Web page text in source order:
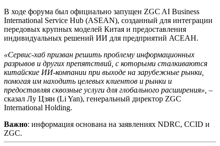
В ходе форума был официально запущен ZGC AI Business
International Service Hub (ASEAN), созданный для интеграции
передовых крупных моделей Китая и предоставления
индивидуальных решений ИИ для предприятий АСЕАН.
«Сервис-хаб призван решить проблему информационных
разрывов и других препятствий, с которыми сталкиваются
китайские ИИ-компании при выходе на зарубежные рынки,
помогая им находить целевых клиентов и рынки и
предоставляя сквозные услуги для глобального расширения», –
сказал Лу Цзян (Li Yan), генеральный директор ZGC
International Holding.
Важно: информация основана на заявлениях NDRC, CCID и
ZGC.